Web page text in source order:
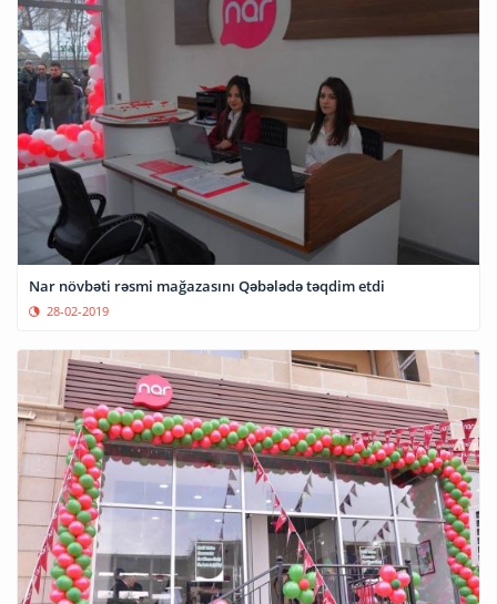
Nar növbəti rəsmi mağazasını Qəbələdə təqdim etdi
28-02-2019